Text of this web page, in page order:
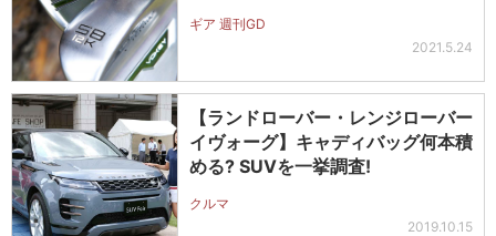
ギア 週刊GD
2021.5.24
【ランドローバー・レンジローバー
イヴォーグ】キャディバッグ何本積
める? SUVを一挙調査!
クルマ
2019.10.15